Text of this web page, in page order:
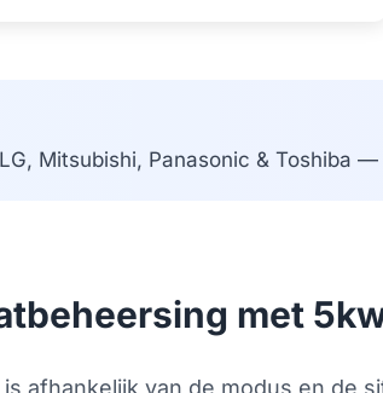
Mitsubishi, Panasonic & Toshiba
met
afhankelijk van de modus en de